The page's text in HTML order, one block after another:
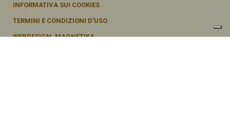
INFORMATIVA SUI COOKIES
TERMINI E CONDIZIONI D’USO
WEBDESIGN: MAGNETIKA